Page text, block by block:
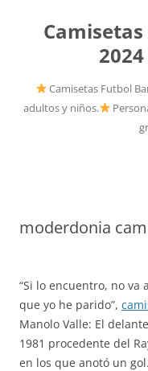
Camisetas Futbol
adultos y niños.
moderdonia
“Si lo encuentro, no va
que yo he parido”,
Manolo Valle: El
1981 procedente del
en los que anotó un